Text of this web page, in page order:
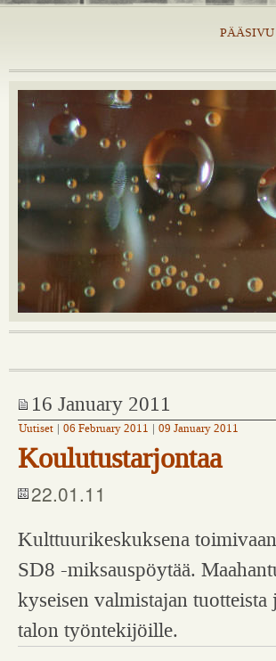
PÄÄSIVU
16 January 2011
Uutiset 06 February 2011 09 January 2011
Koulutustarjontaa
22.01.11
Kulttuurikeskuksena
SD8 -miksauspöytää.
kyseisen valmistajan
talon työntekijöille.